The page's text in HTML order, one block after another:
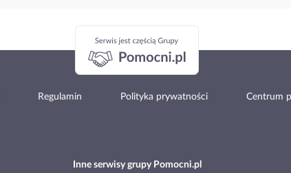
Regulamin Polityka prywatności Centrum
Inne serwisy grupy Pomocni.pl